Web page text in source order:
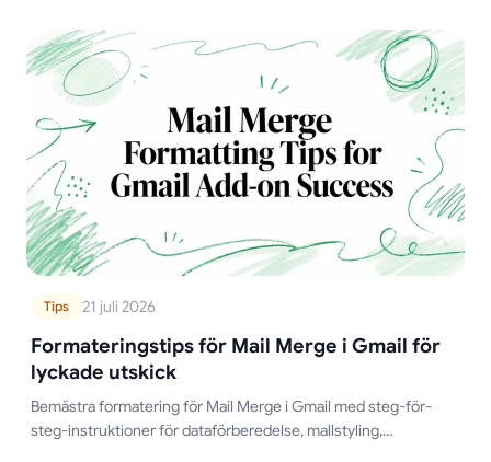
Tips 21 juli 2026
Formateringstips för Mail Merge i Gmail för
lyckade utskick
Bemästra formatering för Mail Merge i Gmail med steg-för-
steg-instruktioner för dataförberedelse, mallstyling,